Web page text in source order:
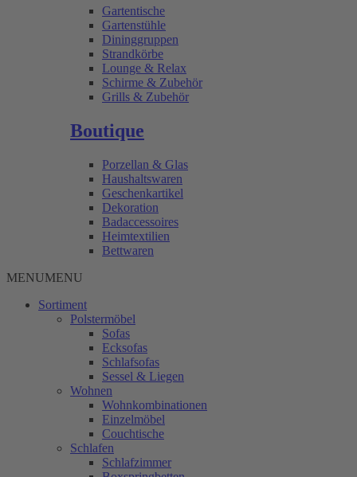
Gartentische
Gartenstühle
Dininggruppen
Strandkörbe
Lounge & Relax
Schirme & Zubehör
Grills & Zubehör
Boutique
Porzellan & Glas
Haushaltswaren
Geschenkartikel
Dekoration
Badaccessoires
Heimtextilien
Bettwaren
MENUMENU
Sortiment
Polstermöbel
Sofas
Ecksofas
Schlafsofas
Sessel & Liegen
Wohnen
Wohnkombinationen
Einzelmöbel
Couchtische
Schlafen
Schlafzimmer